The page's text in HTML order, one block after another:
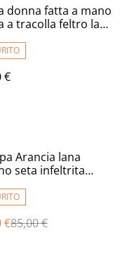
donna fatta a mano
a tracolla feltro lana
€
Arancia lana
seta infeltrita
a mano regali unici
donne Stile boho
€85,00 €